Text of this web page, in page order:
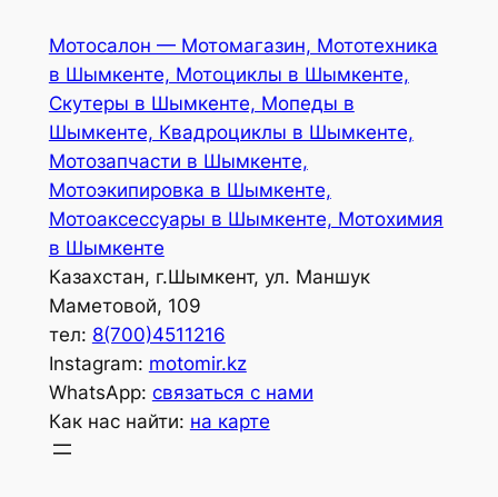
содержимому
Мотосалон — Мотомагазин, Мототехника
в Шымкенте, Мотоциклы в Шымкенте,
Скутеры в Шымкенте, Мопеды в
Шымкенте, Квадроциклы в Шымкенте,
Мотозапчасти в Шымкенте,
Мотоэкипировка в Шымкенте,
Мотоаксессуары в Шымкенте, Мотохимия
в Шымкенте
Казахстан, г.Шымкент, ул. Маншук
Маметовой, 109
тел: 8(700)4511216
Instagram: motomir.kz
WhatsApp: связаться с нами
Как нас найти: на карте